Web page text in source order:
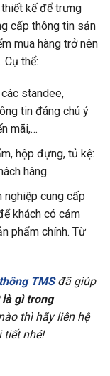
kế để trưng
cấp thông tin sản
mua hàng trở nên
Cụ thể:
standee,
tin đáng chú ý
mãi,…
hộp đựng, tủ kệ:
hàng.
nghiệp cung cấp
khách có cảm
phẩm chính. Từ
TMS đã giúp
là gì trong
thì hãy liên hệ
tiết nhé!